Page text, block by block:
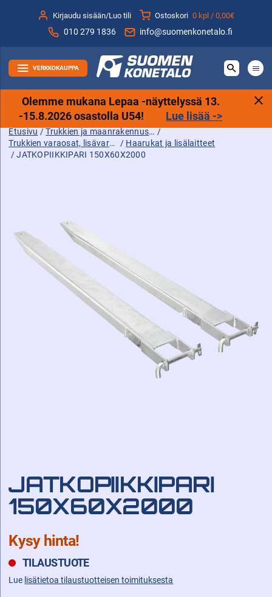
sisältöön
Kirjaudu sisään/Luo tili Ostoskori 0 kpl /0,00€
010 279 1836 info@suomenkonetalo.fi
VERKKOKAUPPA
Olemme mukana Lepaa -näyttelyssä 13.
-15.8.2026 osastolla U54! Lue lisää ->
Etusivu / Trukkien ja maanrakennuskoneiden tarvikkeet sekä varaosat ja lisävarusteet /
Trukkien varaosat, lisävarusteet ja tarvikkeet / Haarukat ja lisälaitteet
/ JATKOPIIKKIPARI 150X60X2000
JATKOPIIKKIPARI
150X60X2000
Kysy hinta!
TILAUSTUOTE
Lue lisätietoa tilaustuotteisen toimituksesta